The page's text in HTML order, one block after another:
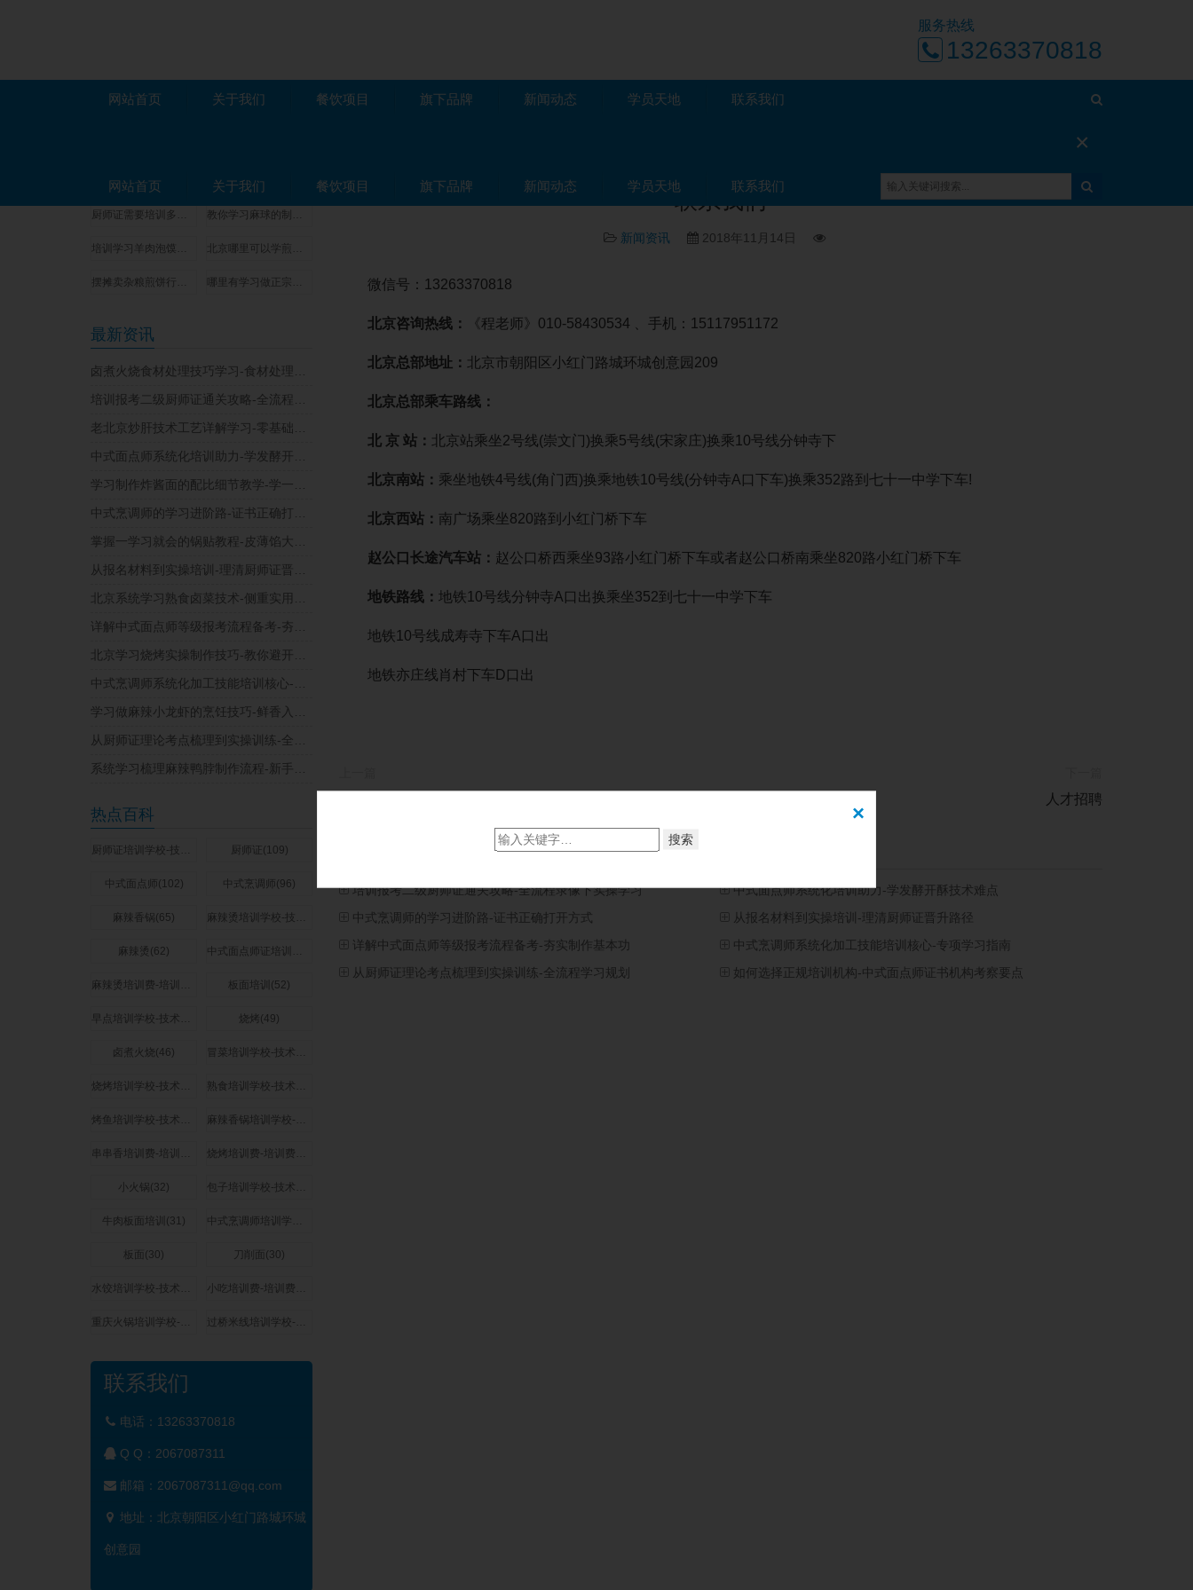
服务热线
13263370818
网站首页 关于我们 餐饮项目 旗下品牌 新闻动态 学员天地 联系我们
×
×
网站首页 关于我们 餐饮项目 旗下品牌 新闻动态 学员天地 联系我们
正文
联系我们
新闻资讯 2018年11月14日
微信号：13263370818
北京咨询热线： 《程老师》010-58430534 、手机：15117951172
北京总部地址： 北京市朝阳区小红门路城环城创意园209
北京总部乘车路线：
北 京 站： 北京站乘坐2号线(崇文门)换乘5号线(宋家庄)换乘10号线分钟寺下
北京南站： 乘坐地铁4号线(角门西)换乘地铁10号线(分钟寺A口下车)换乘352路到七十一中学下车!
北京西站： 南广场乘坐820路到小红门桥下车
赵公口长途汽车站： 赵公口桥西乘坐93路小红门桥下车或者赵公口桥南乘坐820路小红门桥下车
地铁路线： 地铁10号线分钟寺A口出换乘坐352到七十一中学下车
地铁10号线成寿寺下车A口出
地铁亦庄线肖村下车D口出
人才招聘
培训报考二级厨师证通关攻略-全流程录像下实操学习
中式面点师系统化培训助力-学发酵开酥技术难点
中式烹调师的学习进阶路-证书正确打开方式
从报名材料到实操培训-理清厨师证晋升路径
详解中式面点师等级报考流程备考-夯实制作基本功
中式烹调师系统化加工技能培训核心-专项学习指南
从厨师证理论考点梳理到实操训练-全流程学习规划
如何选择正规培训机构-中式面点师证书机构考察要点
厨师证需要培训多少时间-证书申请材料 教你学习麻球的制作方法和教程-随到随学
培训学习羊肉泡馍的学校-做法可简单了 北京哪里可以学煎饼果子技术？
摆摊卖杂粮煎饼行不行？在哪里可以学到正宗的杂粮煎饼技术？ 哪里有学习做正宗的木桶饭技术夏季速成班
最新资讯
热点百科
厨师证培训学校-技术培训费用多少钱(273) 厨师证(109)
中式面点师(102) 中式烹调师(96)
麻辣香锅(65) 麻辣烫培训学校-技术培训费用多少钱(64)
麻辣烫(62) 中式面点师证培训学校-技术培训费用多少钱(58)
麻辣烫培训费-培训费用多少钱(57) 板面培训(52)
早点培训学校-技术培训费用多少钱(51) 烧烤(49)
卤煮火烧(46) 冒菜培训学校-技术培训费用多少钱(44)
烧烤培训学校-技术培训费用多少钱(44) 熟食培训学校-技术培训费用多少钱(44)
烤鱼培训学校-技术培训费用多少钱(42) 麻辣香锅培训学校-技术培训费用多少钱(37)
串串香培训费-培训费用多少钱(35) 烧烤培训费-培训费用多少钱(34)
小火锅(32) 包子培训学校-技术培训费用多少钱(32)
牛肉板面培训(31) 中式烹调师培训学校-技术培训费用多少钱(31)
板面(30) 刀削面(30)
水饺培训学校-技术培训费用多少钱(29) 小吃培训费-培训费用多少钱(29)
重庆火锅培训学校-技术培训费用多少钱(27) 过桥米线培训学校-技术培训费用多少钱(27)
联系我们
电话：13263370818
Q Q： 2067087311
邮箱：2067087311@qq.com
地址：北京朝阳区小红门路城环城
创意园